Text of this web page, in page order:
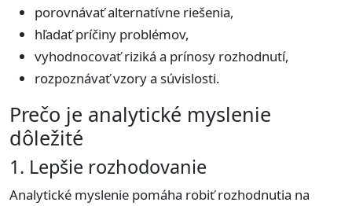
porovnávať alternatívne riešenia,
hľadať príčiny problémov,
vyhodnocovať riziká a prínosy rozhodnutí,
rozpoznávať vzory a súvislosti.
Prečo je analytické myslenie
dôležité
1. Lepšie rozhodovanie
Analytické myslenie pomáha robiť rozhodnutia na